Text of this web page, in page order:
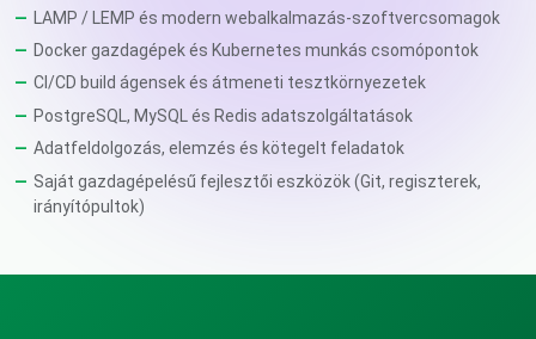
LAMP / LEMP és modern webalkalmazás-szoftvercsomagok
Docker gazdagépek és Kubernetes munkás csomópontok
CI/CD build ágensek és átmeneti tesztkörnyezetek
PostgreSQL, MySQL és Redis adatszolgáltatások
Adatfeldolgozás, elemzés és kötegelt feladatok
Saját gazdagépelésű fejlesztői eszközök (Git, regiszterek,
irányítópultok)